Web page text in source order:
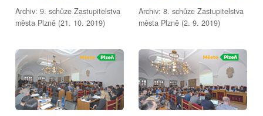
Archiv: 9. schůze Zastupitelstva
města Plzně (21. 10. 2019)
Archiv: 8. schůze Zastupitelstva
města Plzně (2. 9. 2019)